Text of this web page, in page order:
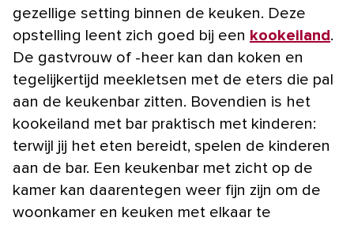
gezellige setting binnen de keuken. Deze
opstelling leent zich goed bij een kookeiland.
De gastvrouw of -heer kan dan koken en
tegelijkertijd meekletsen met de eters die pal
aan de keukenbar zitten. Bovendien is het
kookeiland met bar praktisch met kinderen:
terwijl jij het eten bereidt, spelen de kinderen
aan de bar. Een keukenbar met zicht op de
kamer kan daarentegen weer fijn zijn om de
woonkamer en keuken met elkaar te